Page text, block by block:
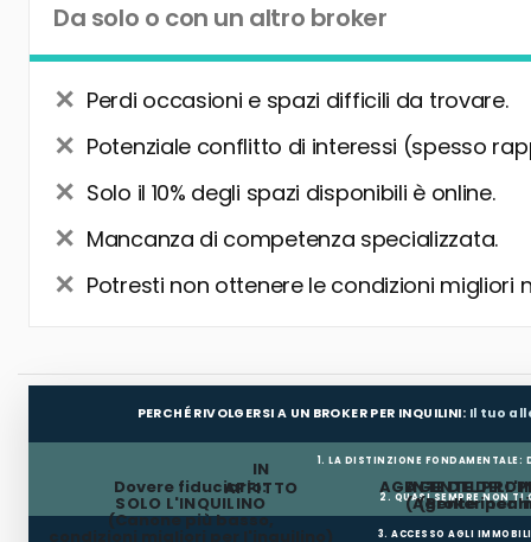
Da solo o con un altro broker
Perdi occasioni e spazi difficili da trovare.
Potenziale conflitto di interessi (spesso
Solo il 10% degli spazi disponibili è online.
Mancanza di competenza specializzata.
Potresti non ottenere le condizioni migliori
PERCHÉ RIVOLGERSI A UN BROKER PER INQUILINI: Il tuo
1. LA DISTINZIONE FONDAMENTALE:
AGENTE DEL
(Agente
IN
AFFITTO
AGENTE
(Broker per
Dovere fiduciario:
SOLO L'INQUILINO
(Canone più basso,
condizioni migliori per l'inquilino)
2. QUASI SEMPRE NON TI
3. ACCESSO AGLI